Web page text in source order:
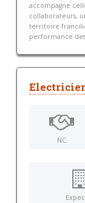
accompagne
collaborateurs,
territoire
performance
NC